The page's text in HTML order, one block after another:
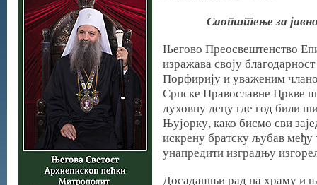
Саопштење за
Његово Преосвештенство
изражава своју
Порфирију и уваженим
Српске Православне Цркве
духовну децу где год били
Њујорку, како бисмо сви
искрену братску љубав
унапредити изградњу
Досадашњи рад на храму и